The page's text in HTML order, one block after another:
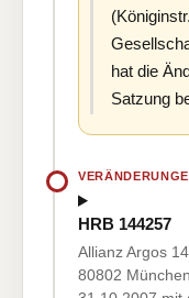
hat die
Satzung
HRB 144257
Allianz Argos
80802